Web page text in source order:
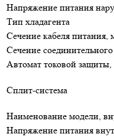
Напряжение питания
Тип хладагента
Сечение кабеля питания,
Сечение
Автомат токовой
Сплит-система
Наименование модели,
Напряжение питания